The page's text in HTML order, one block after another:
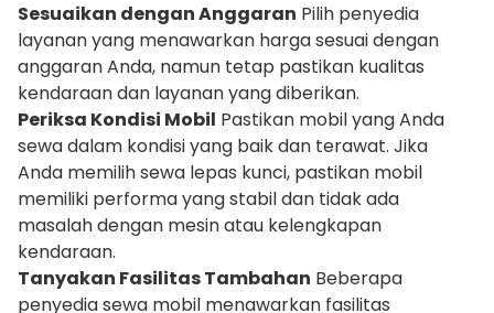
Sesuaikan dengan Anggaran Pilih penyedia
layanan yang menawarkan harga sesuai dengan
anggaran Anda, namun tetap pastikan kualitas
kendaraan dan layanan yang diberikan.
Periksa Kondisi Mobil Pastikan mobil yang Anda
sewa dalam kondisi yang baik dan terawat. Jika
Anda memilih sewa lepas kunci, pastikan mobil
memiliki performa yang stabil dan tidak ada
masalah dengan mesin atau kelengkapan
kendaraan.
Tanyakan Fasilitas Tambahan Beberapa
penyedia sewa mobil menawarkan fasilitas